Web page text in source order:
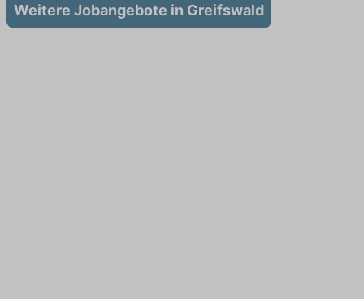
Weitere Jobangebote in Greifswald